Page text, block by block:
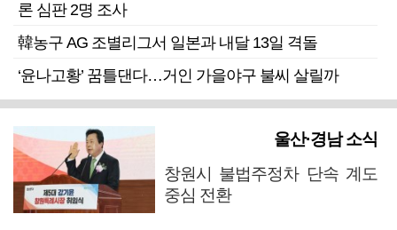
론 심판 2명 조사
韓농구 AG 조별리그서 일본과 내달 13일 격돌
‘윤나고황’ 꿈틀댄다…거인 가을야구 불씨 살릴까
울산·경남 소식
창원시 불법주정차 단속 계도
중심 전환